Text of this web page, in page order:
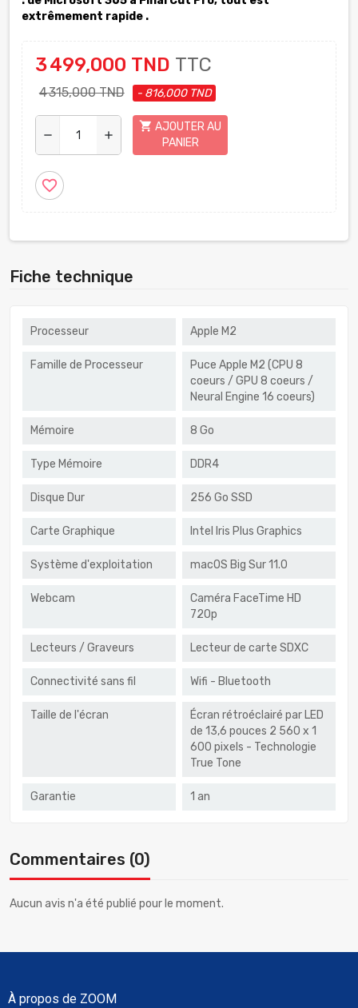
extrêmement rapide .
3 499,000 TND TTC
4 315,000 TND - 816,000 TND
remove add
shopping_cart AJOUTER AU
PANIER
favorite_border
Fiche technique
Processeur Apple M2
Famille de Processeur
Puce Apple M2 (CPU 8
coeurs / GPU 8 coeurs /
Neural Engine 16 coeurs)
Mémoire 8 Go
Type Mémoire DDR4
Disque Dur 256 Go SSD
Carte Graphique Intel Iris Plus Graphics
Système d'exploitation macOS Big Sur 11.0
Webcam
Caméra FaceTime HD
720p
Lecteurs / Graveurs Lecteur de carte SDXC
Connectivité sans fil Wifi - Bluetooth
Taille de l'écran
Écran rétroéclairé par LED
de 13,6 pouces 2 560 x 1
600 pixels - Technologie
True Tone
Garantie 1 an
Commentaires (0)
Aucun avis n'a été publié pour le moment.
À propos de ZOOM